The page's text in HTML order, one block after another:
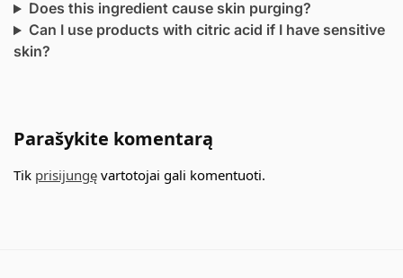
Does this ingredient cause skin purging?
Can I use products with citric acid if I have sensitive
skin?
Parašykite komentarą
Tik prisijungę vartotojai gali komentuoti.